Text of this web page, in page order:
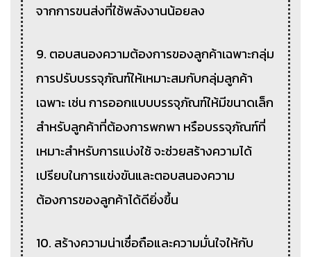
จากการขนส่งที่ใช้พลังงานน้อยลง
9. ตอบสนองความต้องการของลูกค้าเฉพาะกลุ่ม
การปรับบรรจุภัณฑ์ให้เหมาะสมกับกลุ่มลูกค้า
เฉพาะ เช่น การออกแบบบรรจุภัณฑ์ให้มีขนาดเล็ก
สำหรับลูกค้าที่ต้องการพกพา หรือบรรจุภัณฑ์ที่
เหมาะสำหรับการแบ่งใช้ จะช่วยสร้างความได้
เปรียบในการแข่งขันและตอบสนองความ
ต้องการของลูกค้าได้ดียิ่งขึ้น
10. สร้างความน่าเชื่อถือและความมั่นใจให้กับ